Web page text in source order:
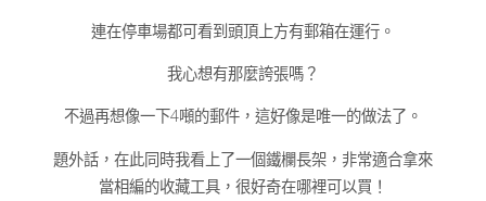
連在停車場都可看到頭頂上方有郵箱在運行。
我心想有那麼誇張嗎？
不過再想像一下4噸的郵件，這好像是唯一的做法了。
題外話，在此同時我看上了一個鐵欄長架，非常適合拿來
當相編的收藏工具，很好奇在哪裡可以買！